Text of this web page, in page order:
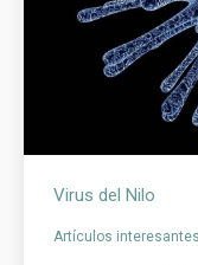
Virus del Nilo
Artículos